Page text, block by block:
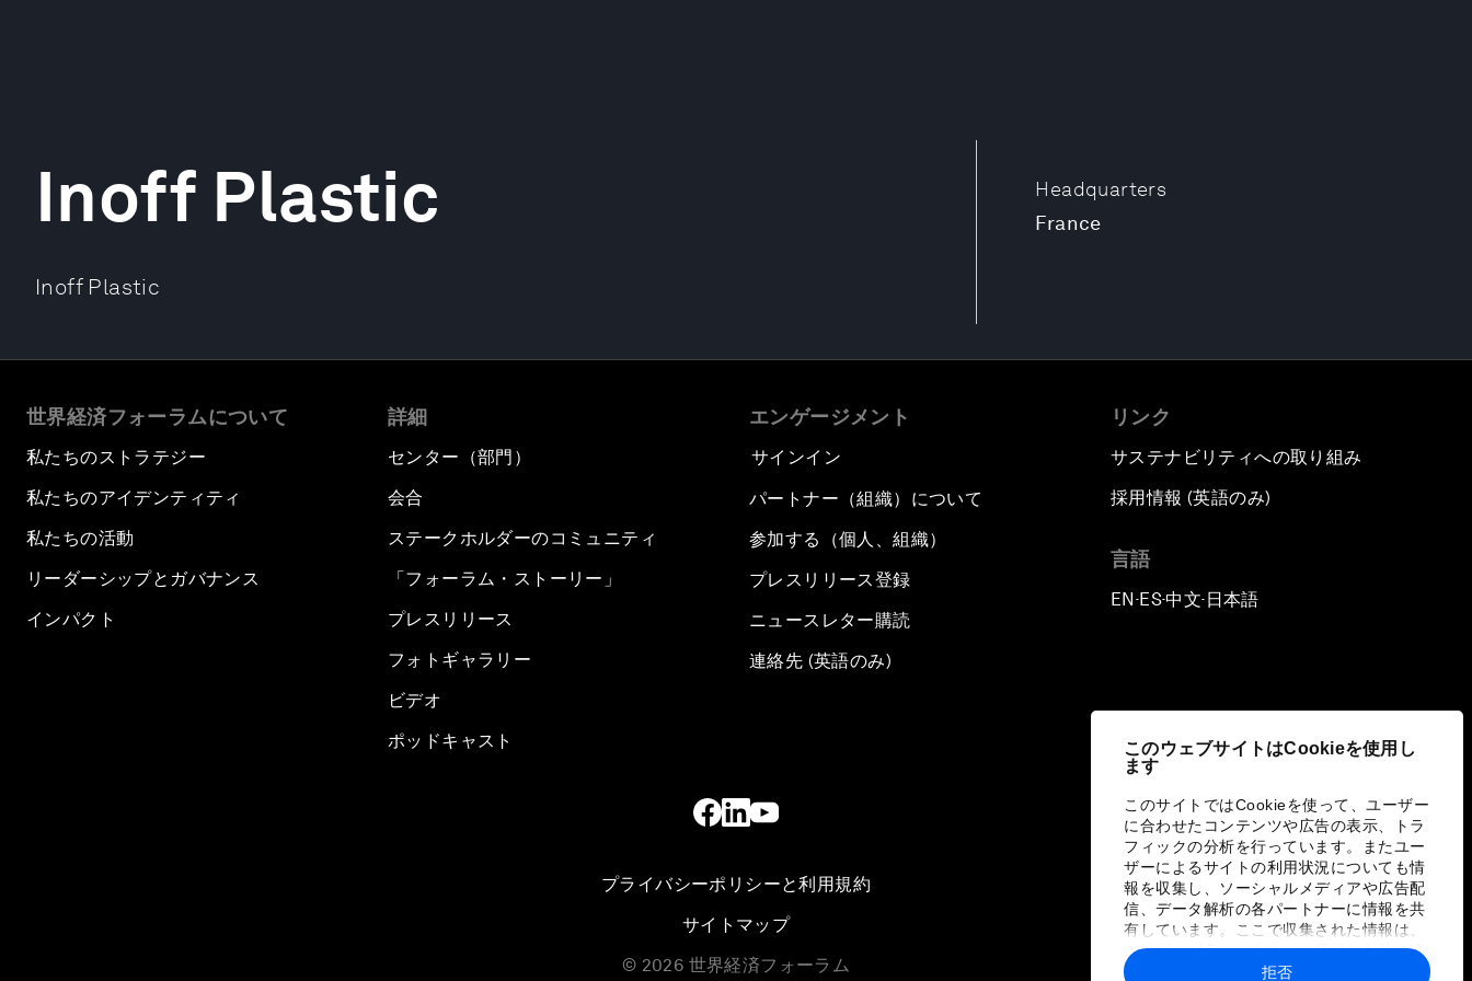
このウェブサイトはCookieを使用し
ます
このサイトではCookieを使って、ユーザー
に合わせたコンテンツや広告の表示、トラ
フィックの分析を行っています。またユー
ザーによるサイトの利用状況についても情
報を収集し、ソーシャルメディアや広告配
信、データ解析の各パートナーに情報を共
有しています。ここで収集された情報は、
ユーザーが各パートナーに提供した他の情
報や各パートナーのサービスを使用した際
拒否
Headquarters
France
Inoff Plastic
Inoff Plastic
世界経済フォーラムについて
私たちのストラテジー
私たちのアイデンティティ
私たちの活動
リーダーシップとガバナンス
インパクト
詳細
センター（部門）
会合
ステークホルダーのコミュニティ
「フォーラム・ストーリー」
プレスリリース
フォトギャラリー
ビデオ
ポッドキャスト
エンゲージメント
サインイン
パートナー（組織）について
参加する（個人、組織）
プレスリリース登録
ニュースレター購読
連絡先 (英語のみ)
リンク
サステナビリティへの取り組み
採用情報 (英語のみ)
言語
EN ▪ES▪中文▪ 日本語
プライバシーポリシーと利用規約
サイトマップ
© 2026 世界経済フォーラム